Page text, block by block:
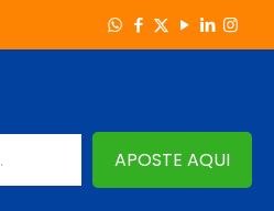
APOSTE AQUI